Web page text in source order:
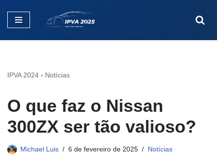
Pular
IPVA 2024 - Notícias
O que faz o Nissan
300ZX ser tão valioso?
Michael Luis 6 de fevereiro de 2025 Notícias